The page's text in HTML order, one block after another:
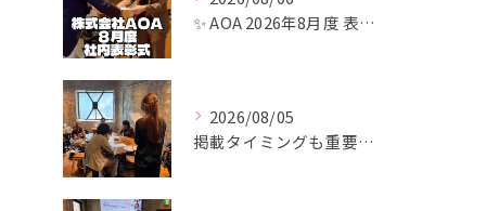
✨ AOA 2026年8月度 表彰式レポート ✨
2026/08/05
掲載タイミングも重要で、業界動向や求職者の活動時期に合わせて...